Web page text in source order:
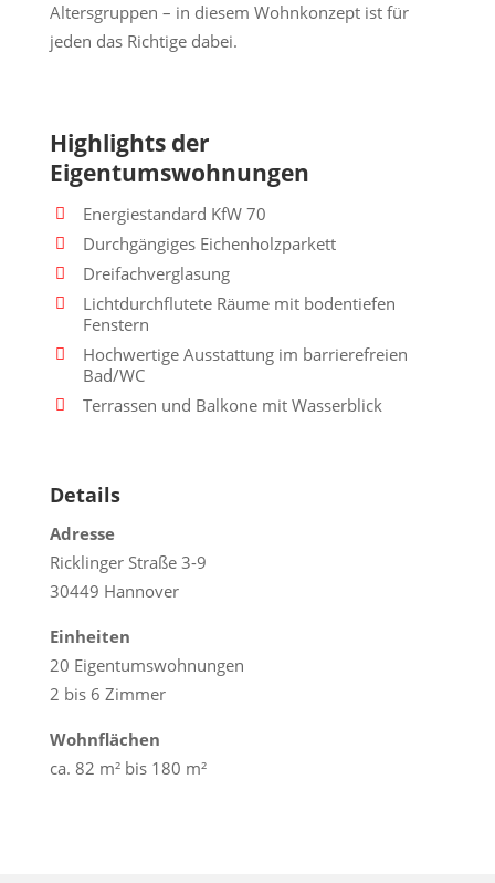
Altersgruppen – in diesem Wohnkonzept ist für
jeden das Richtige dabei.
Highlights der
Eigentumswohnungen
Energiestandard KfW 70
Durchgängiges Eichenholzparkett
Dreifachverglasung
Lichtdurchflutete Räume mit bodentiefen
Fenstern
Hochwertige Ausstattung im barrierefreien
Bad/WC
Terrassen und Balkone mit Wasserblick
Details
Adresse
Ricklinger Straße 3-9
30449 Hannover
Einheiten
20 Eigentumswohnungen
2 bis 6 Zimmer
Wohnflächen
ca. 82 m² bis 180 m²